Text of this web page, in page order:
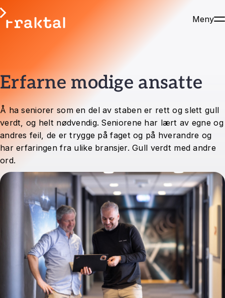
Meny
Erfarne modige ansatte
Å ha seniorer som en del av staben er rett og slett gull
verdt, og helt nødvendig. Seniorene har lært av egne og
andres feil, de er trygge på faget og på hverandre og
har erfaringen fra ulike bransjer. Gull verdt med andre
ord.